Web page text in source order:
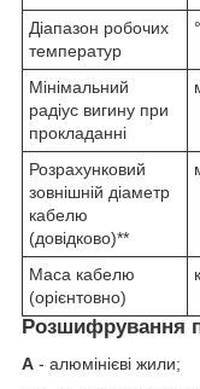
Діапазон робочих
температур
Мінімальний
радіус вигину при
прокладанні
Розрахунковий
зовнішній діаметр
кабелю
(довідково)**
Маса кабелю
(орієнтовно)
Розшифрування
А - алюмінієві жили;